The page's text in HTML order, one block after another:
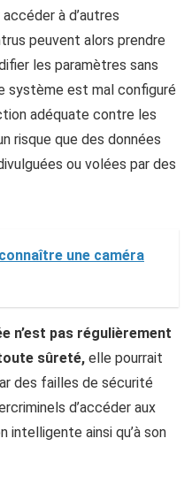
à d’autres
peuvent alors prendre
les paramètres sans
système est mal configuré
adéquate contre les
risque que des données
ou volées par des
une caméra
n’est pas régulièrement
sûreté, elle pourrait
des failles de sécurité
d’accéder aux
intelligente ainsi qu’à son